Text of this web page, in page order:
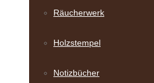
Räucherwerk
Holzstempel
Notizbücher